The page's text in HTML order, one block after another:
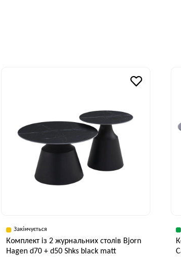
Закінчується
Комплект із 2 журнальних столів Bjorn
Hagen d70 + d50 Shks black matt